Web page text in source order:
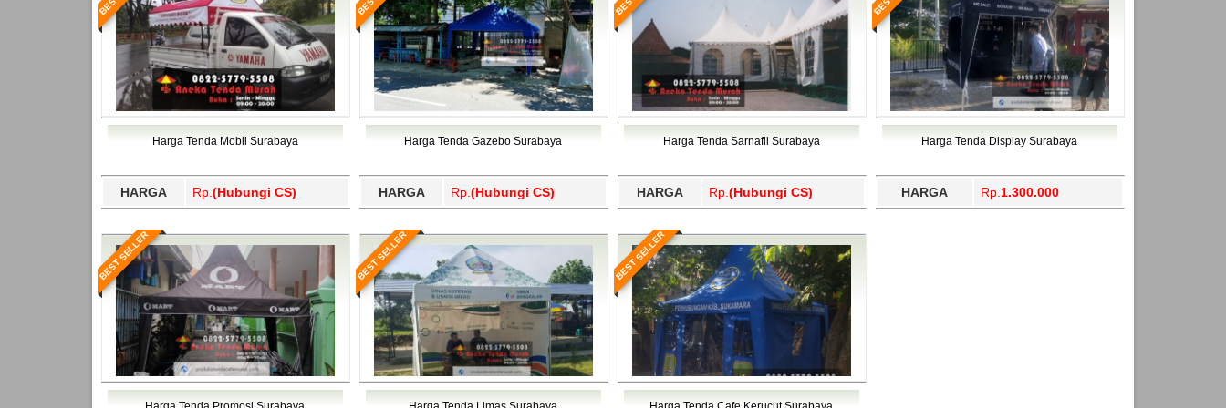
Harga Tenda Mobil Surabaya
HARGA Rp. (Hubungi CS)
Harga Tenda Gazebo Surabaya
HARGA Rp. (Hubungi CS)
Harga Tenda Sarnafil Surabaya
HARGA Rp. (Hubungi CS)
Harga Tenda Display Surabaya
HARGA Rp. 1.300.000
BEST SELLER BEST SELLER BEST SELLER